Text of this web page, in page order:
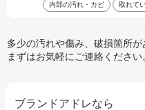
内部の汚れ・カビ 取れて
多少の汚れや傷み、破損箇所
まずはお気軽にご連絡ください
ブランドアドレなら